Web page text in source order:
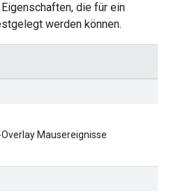
die für ein
werden können.
Mausereignisse